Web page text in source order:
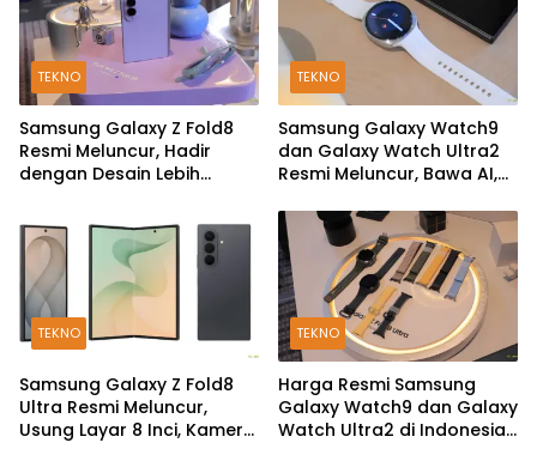
TEKNO
Samsung Galaxy Z Fold8
Resmi Meluncur, Hadir
dengan Desain Lebih
TEKNO
Samsung Galaxy Watch9
dan Galaxy Watch Ultra2
Resmi Meluncur, Bawa AI,
dan Fitur Kesehatan Baru
TEKNO
Samsung Galaxy Z Fold8
Ultra Resmi Meluncur,
Usung Layar 8 Inci, Kamera
TEKNO
Harga Resmi Samsung
Galaxy Watch9 dan Galaxy
Watch Ultra2 di Indonesia,